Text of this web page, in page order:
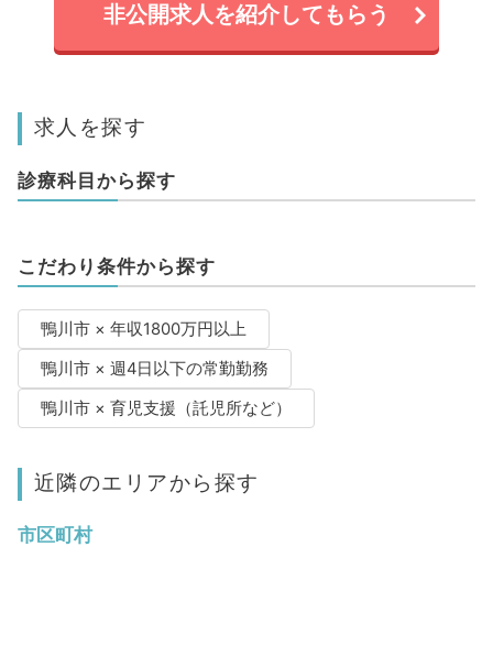
非公開求人を紹介してもらう
求人を探す
診療科目から探す
こだわり条件から探す
鴨川市 × 年収1800万円以上
鴨川市 × 週4日以下の常勤勤務
鴨川市 × 育児支援（託児所など）
近隣のエリアから探す
市区町村